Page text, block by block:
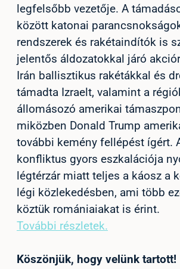
legfelsőbb vezetője. A
között katonai
rendszerek és rakétaindítók is
jelentős áldozatokkal járó
Irán ballisztikus rakétákkal és
támadta Izraelt, valamint a
állomásozó amerikai
miközben Donald Trump
további kemény fellépést ígért.
konfliktus gyors eszkalációja
légtérzár miatt teljes a káosz a
légi közlekedésben, ami több
köztük romániaiakat is érint.
További részletek.
Köszönjük, hogy velünk tartott!